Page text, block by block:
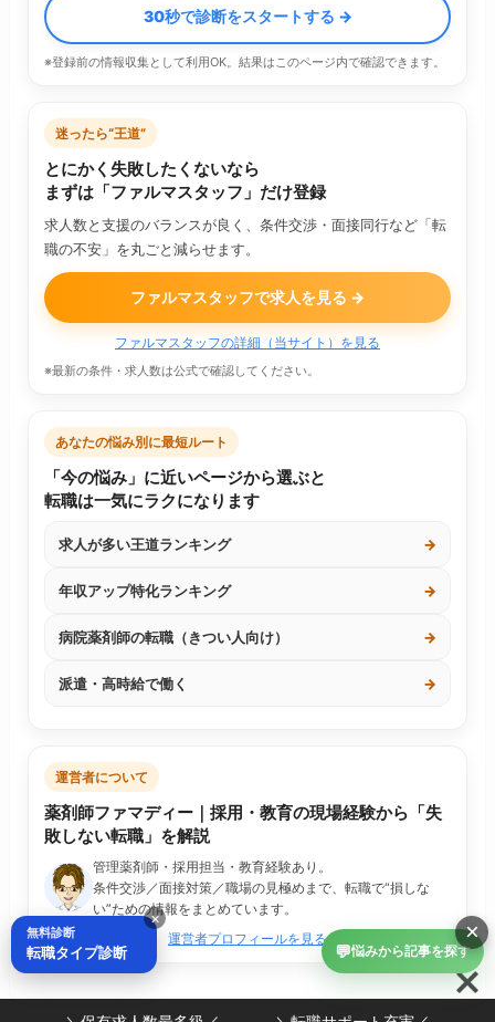
30秒で診断をスタートする →
※登録前の情報収集として利用OK。結果はこのページ内で確認できます。
迷ったら“王道”
とにかく失敗したくないなら
まずは「ファルマスタッフ」だけ登録
求人数と支援のバランスが良く、条件交渉・面接同行など「転
職の不安」を丸ごと減らせます。
ファルマスタッフで求人を見る →
ファルマスタッフの詳細（当サイト）を見る
※最新の条件・求人数は公式で確認してください。
あなたの悩み別に最短ルート
「今の悩み」に近いページから選ぶと
転職は一気にラクになります
求人が多い王道ランキング →
年収アップ特化ランキング →
病院薬剤師の転職（きつい人向け） →
派遣・高時給で働く →
運営者について
薬剤師ファマディー｜採用・教育の現場経験から「失
敗しない転職」を解説
管理薬剤師・採用担当・教育経験あり。
条件交渉／面接対策／職場の見極めまで、転職で“損しな
い”ための情報をまとめています。
運営者プロフィールを見る
💬悩みから記事を探す
×
×
無料診断
転職タイプ診断